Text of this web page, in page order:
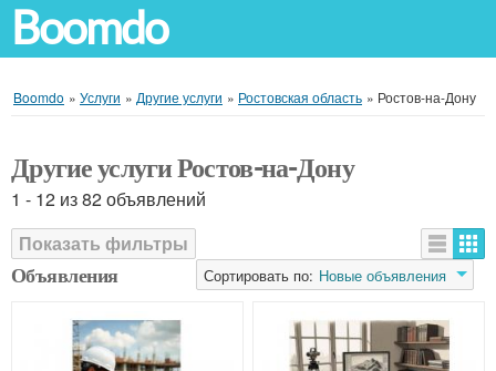
Boomdo
Boomdo » Услуги » Другие услуги » Ростовская область » Ростов-на-Дону
Другие услуги Ростов-на-Дону
1 - 12 из 82 объявлений
Показать фильтры
Сортировать по: Новые объявления
Объявления